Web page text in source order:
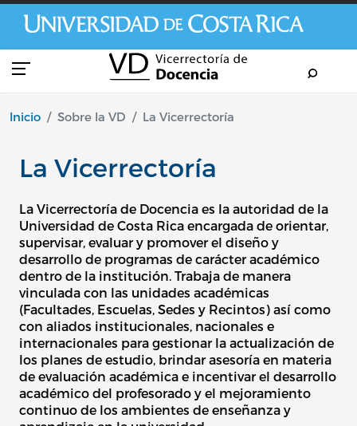
Pasar al contenido principal
Inicio Sobre la VD La Vicerrectoría
La Vicerrectoría
La Vicerrectoría de Docencia es la autoridad de la
Universidad de Costa Rica encargada de orientar,
supervisar, evaluar y promover el diseño y
desarrollo de programas de carácter académico
dentro de la institución. Trabaja de manera
vinculada con las unidades académicas
(Facultades, Escuelas, Sedes y Recintos) así como
con aliados institucionales, nacionales e
internacionales para gestionar la actualización de
los planes de estudio, brindar asesoría en materia
de evaluación académica e incentivar el desarrollo
académico del profesorado y el mejoramiento
continuo de los ambientes de enseñanza y